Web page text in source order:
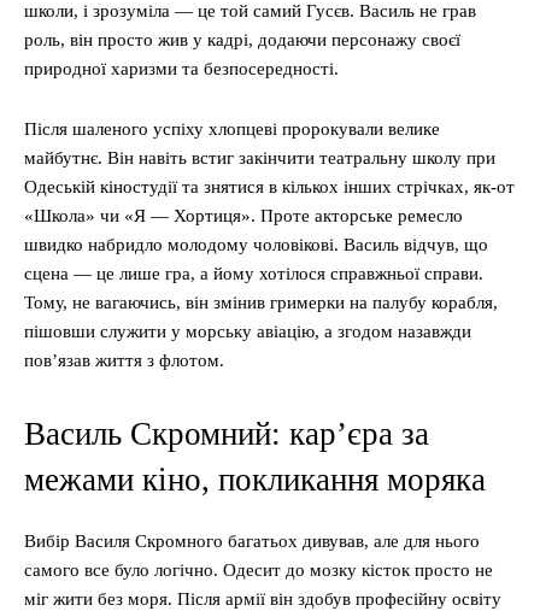
школи, і зрозуміла — це той самий Гусєв. Василь не грав
роль, він просто жив у кадрі, додаючи персонажу своєї
природної харизми та безпосередності.
Після шаленого успіху хлопцеві пророкували велике
майбутнє. Він навіть встиг закінчити театральну школу при
Одеській кіностудії та знятися в кількох інших стрічках, як-от
«Школа» чи «Я — Хортиця». Проте акторське ремесло
швидко набридло молодому чоловікові. Василь відчув, що
сцена — це лише гра, а йому хотілося справжньої справи.
Тому, не вагаючись, він змінив гримерки на палубу корабля,
пішовши служити у морську авіацію, а згодом назавжди
пов’язав життя з флотом.
Василь Скромний: кар’єра за
межами кіно, покликання моряка
Вибір Василя Скромного багатьох дивував, але для нього
самого все було логічно. Одесит до мозку кісток просто не
міг жити без моря. Після армії він здобув професійну освіту